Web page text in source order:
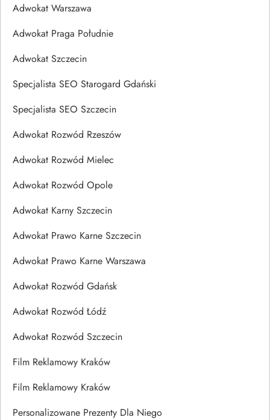
Adwokat Warszawa
Adwokat Praga Południe
Adwokat Szczecin
Specjalista SEO Starogard Gdański
Specjalista SEO Szczecin
Adwokat Rozwód Rzeszów
Adwokat Rozwód Mielec
Adwokat Rozwód Opole
Adwokat Karny Szczecin
Adwokat Prawo Karne Szczecin
Adwokat Prawo Karne Warszawa
Adwokat Rozwód Gdańsk
Adwokat Rozwód Łódź
Adwokat Rozwód Szczecin
Film Reklamowy Kraków
Film Reklamowy Kraków
Personalizowane Prezenty Dla Niego